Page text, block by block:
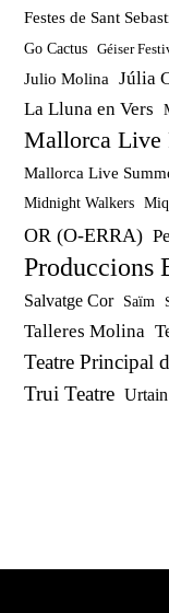
Festes de Sant
Go Cactus Géiser
Julio Molina
Júlia
La Lluna en Vers
Mallorca Live
Mallorca Live
Midnight Walkers
OR (O-ERRA)
Produccions
Salvatge Cor Saïm
Talleres Molina
Teatre Principal
Trui Teatre Urtain